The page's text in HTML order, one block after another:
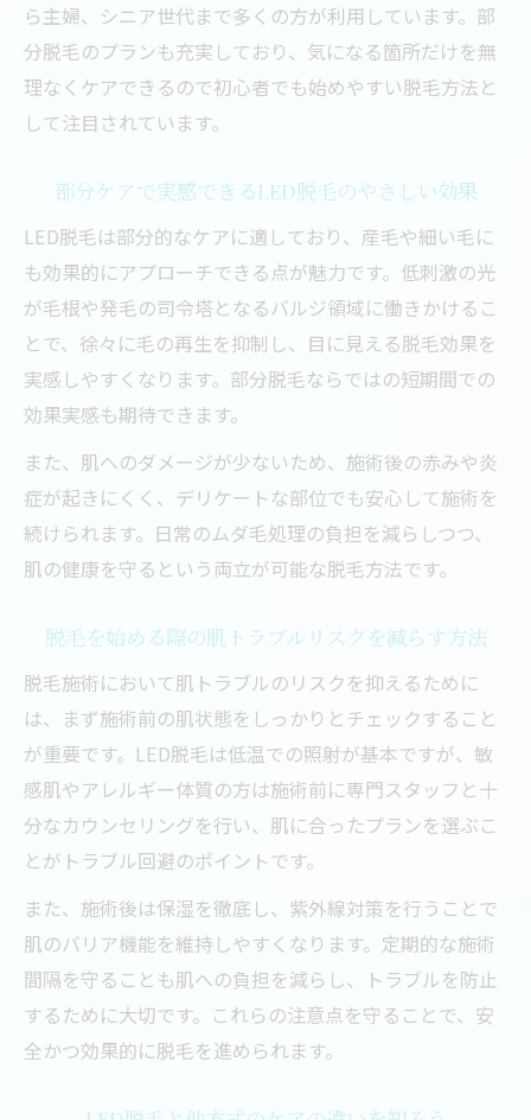
LEDと光脱毛の違いを知って安心の脱毛選び
LED脱毛と光脱毛の違いと脱毛効果の比較
自分に合った脱毛方式を選ぶためのポイン
ト
LED脱毛の医療脱毛との違いもわかりやす
LED脱毛の安全性と危険性の正しい知識
脱毛方式ごとのメリット・デメリットを整
理
敏感肌でも安心できる部分脱毛のポイント
敏感肌向け脱毛ならLED脱毛で部分ケアが
肌が弱い方におすすめの脱毛対策と注意点
LED脱毛で部分脱毛時の肌トラブルを防ぐ
方法
LED脱毛の口コミから敏感肌対応をチェッ
ク
LED脱毛効果の実感は部分脱毛から叶える
LED脱毛で部分脱毛効果を早く実感する方
法
脱毛効果を高めるためのLED照射のポイン
ト
LED脱毛の施術間隔や回数の目安を知ろう
効果が出やすい部位とLED脱毛の相性解説
LED脱毛効果ないと感じる原因と解消法
ら主婦、シニア世代まで多くの方が利用しています。部
分脱毛のプランも充実しており、気になる箇所だけを無
理なくケアできるので初心者でも始めやすい脱毛方法と
して注目されています。
部分ケアで実感できるLED脱毛のやさしい効果
LED脱毛は部分的なケアに適しており、産毛や細い毛に
も効果的にアプローチできる点が魅力です。低刺激の光
が毛根や発毛の司令塔となるバルジ領域に働きかけるこ
とで、徐々に毛の再生を抑制し、目に見える脱毛効果を
実感しやすくなります。部分脱毛ならではの短期間での
効果実感も期待できます。
また、肌へのダメージが少ないため、施術後の赤みや炎
症が起きにくく、デリケートな部位でも安心して施術を
続けられます。日常のムダ毛処理の負担を減らしつつ、
肌の健康を守るという両立が可能な脱毛方法です。
脱毛を始める際の肌トラブルリスクを減らす方法
脱毛施術において肌トラブルのリスクを抑えるために
は、まず施術前の肌状態をしっかりとチェックすること
が重要です。LED脱毛は低温での照射が基本ですが、敏
感肌やアレルギー体質の方は施術前に専門スタッフと十
分なカウンセリングを行い、肌に合ったプランを選ぶこ
とがトラブル回避のポイントです。
また、施術後は保湿を徹底し、紫外線対策を行うことで
肌のバリア機能を維持しやすくなります。定期的な施術
間隔を守ることも肌への負担を減らし、トラブルを防止
するために大切です。これらの注意点を守ることで、安
全かつ効果的に脱毛を進められます。